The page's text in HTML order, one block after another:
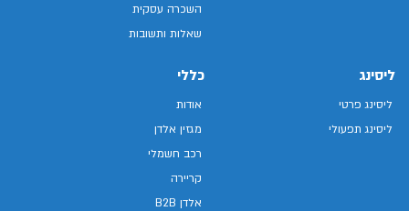
השכרה עסקית
שאלות ותשובות
ליסינג
ליסינג פרטי
ליסינג תפעולי
כללי
אודות
מגזין אלדן
רכב חשמלי
קריירה
אלדן B2B